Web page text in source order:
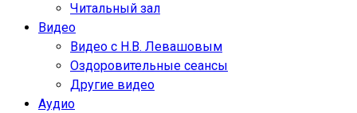
Читальный зал
Видео
Видео с Н.В. Левашовым
Оздоровительные сеансы
Другие видео
Аудио